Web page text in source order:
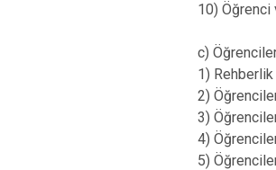
10) Öğrenci
c)
1)
2)
3)
4)
5)